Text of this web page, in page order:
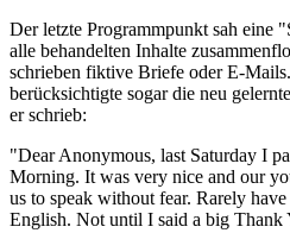
Der letzte Programmpunkt sah eine
alle behandelten Inhalte
schrieben fiktive Briefe oder E-
berücksichtigte sogar die neu
er schrieb:
"Dear Anonymous, last Saturday I
Morning. It was very nice and our
us to speak without fear. Rarely
English. Not until I said a big Thank